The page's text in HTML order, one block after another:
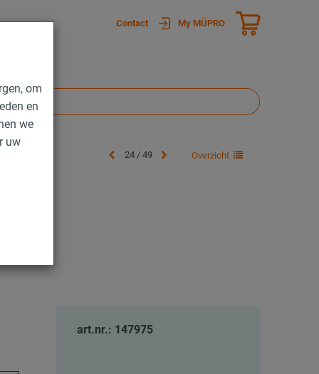
om
en
we
uw
Contact My MÜPRO
24 / 49 Overzicht
art.nr.: 147975